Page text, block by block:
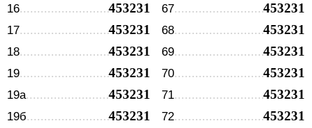
16 453231
17 453231
18 453231
19 453231
19а 453231
19б 453231
67 453231
68 453231
69 453231
70 453231
71 453231
72 453231